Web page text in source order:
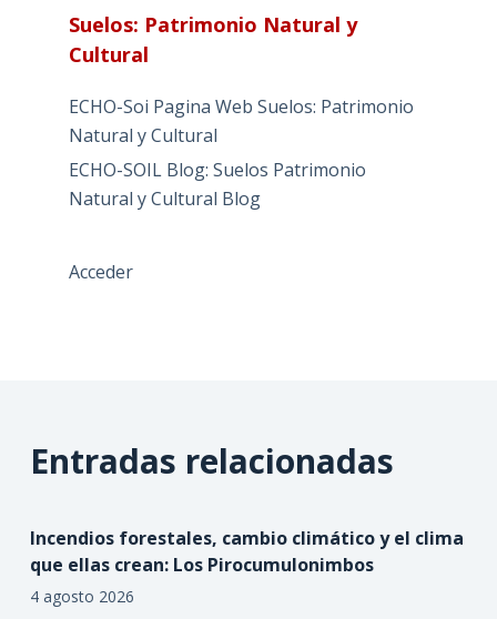
Suelos: Patrimonio Natural y
Cultural
ECHO-Soi Pagina Web Suelos: Patrimonio
Natural y Cultural
ECHO-SOIL Blog: Suelos Patrimonio
Natural y Cultural Blog
Acceder
Entradas relacionadas
Incendios forestales, cambio climático y el clima
que ellas crean: Los Pirocumulonimbos
4 agosto 2026